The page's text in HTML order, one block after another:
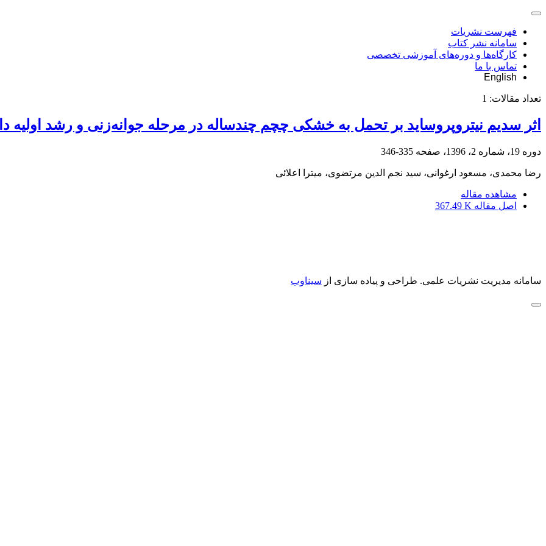
فهرست نشریات
سامانه نشر کتاب
کارگاه‌ها و دوره‌های آموزشی تخصصی
تماس با ما
English
تعداد مقالات: 1
اثر سدیم نیتروپروساید بر تحمل به خشکی چچم چندساله در مرحله جوانه‌زنی و رشد اولیه
دوره 19، شماره 2، 1396، صفحه 335-346
رضا محمدی، مسعود ارغوانی، سید نجم الدین مرتضوی، میترا اعلائی
مشاهده مقاله
اصل مقاله 367.49 K
سامانه مدیریت نشریات علمی. طراحی و پیاده سازی از سیناوب